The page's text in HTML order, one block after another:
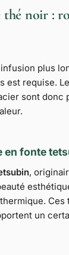
noir :
plus
est requise.
sont donc
en fonte
,
Ces
un